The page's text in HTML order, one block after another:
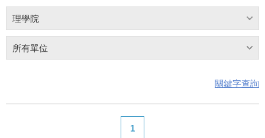
理學院
所有單位
關鍵字查詢
1